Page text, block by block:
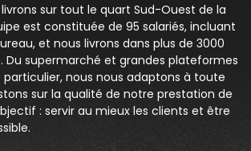
sur tout le quart Sud-Ouest de la
est constituée de 95 salariés, incluant
et nous livrons dans plus de 3000
Du supermarché et grandes plateformes
particulier, nous nous adaptons à toute
sur la qualité de notre prestation de
: servir au mieux les clients et être